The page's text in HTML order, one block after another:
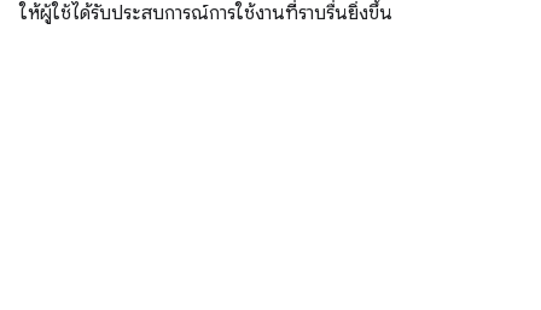
ให้ผู้ใช้ได้รับประสบการณ์การใช้งานที่ราบรื่นยิ่งขึ้น